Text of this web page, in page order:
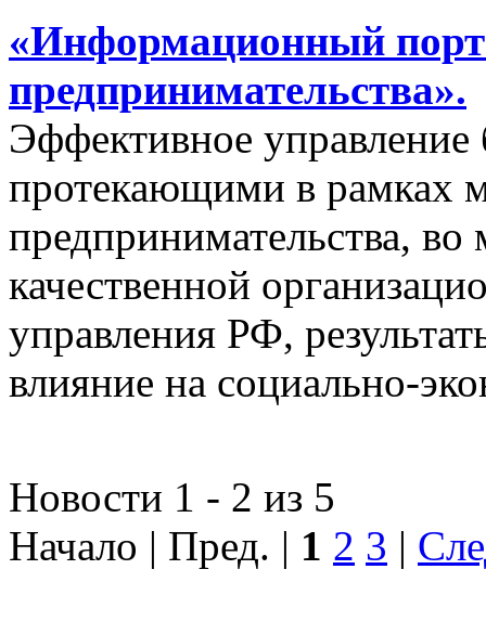
«Информационный
предпринимательства».
Эффективное управление
протекающими в рамках
предпринимательства,
качественной
управления РФ,
влияние на социально-
Новости 1 - 2 из 5
Начало | Пред. | 1 2 3 |